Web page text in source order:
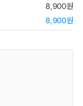
8,900원
8,900원